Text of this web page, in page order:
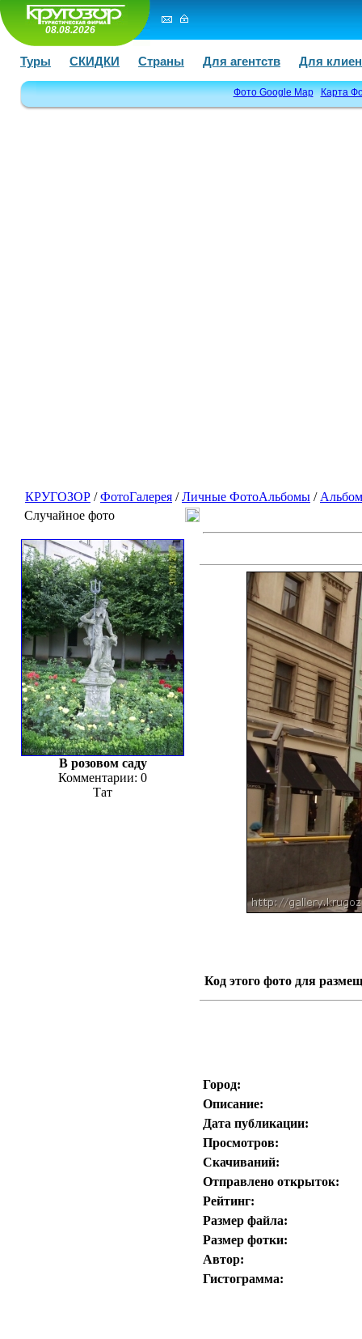
08.08.2026
Туры СКИДКИ Страны Для агентств Для
Фото Google Map Карта
КРУГОЗОР /ФотоГалерея /Личные ФотоАльбомы /
Случайное фото
В розовом саду
Комментарии: 0
Тат
Код этого фото для
Город:
Описание:
Дата публикации:
Просмотров:
Скачиваний:
Отправлено открыток:
Рейтинг:
Размер файла:
Размер фотки:
Автор:
Гистограмма: